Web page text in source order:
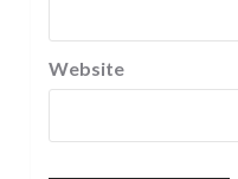
Website